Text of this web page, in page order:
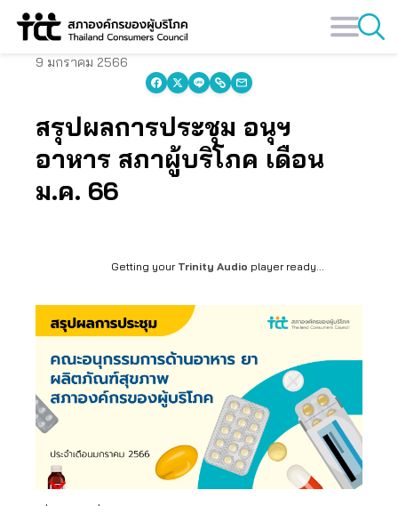
Skip
9 มกราคม 2566
สรุปผลการประชุม อนุฯ
อาหาร สภาผู้บริโภค เดือน
ม.ค. 66
Getting your Trinity Audio player ready...